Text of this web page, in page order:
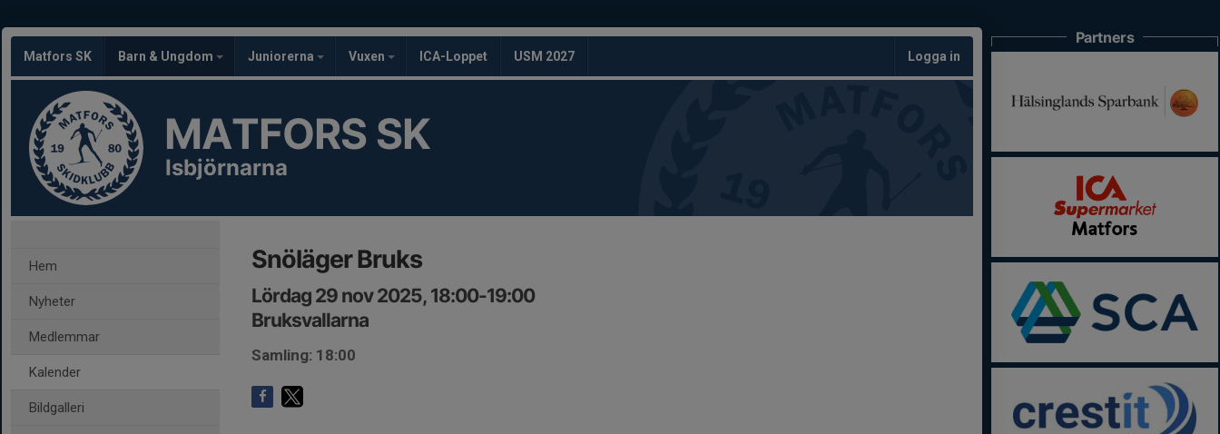
Matfors SK Barn & Ungdom Juniorerna Vuxen ICA-Loppet USM 2027 Logga in
MATFORS SK
Isbjörnarna
Hem
Nyheter
Medlemmar
Kalender
Bildgalleri
Snöläger Bruks
Lördag 29 nov 2025, 18:00-19:00
Bruksvallarna
Samling: 18:00
Partners